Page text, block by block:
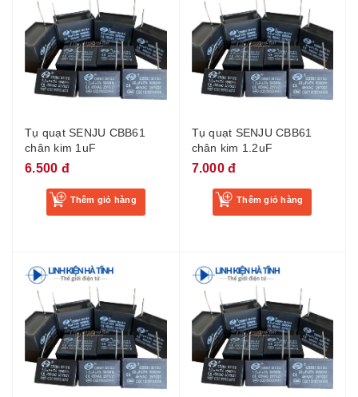
Tụ quạt SENJU CBB61
chân kim 1uF
6.500 đ
Thêm giỏ hàng
Tụ quạt SENJU CBB61
chân kim 1.2uF
7.000 đ
Thêm giỏ hàng